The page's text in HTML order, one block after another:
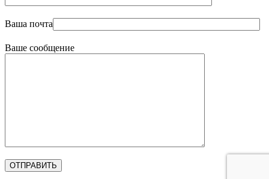
Ваша почта
Ваше сообщение